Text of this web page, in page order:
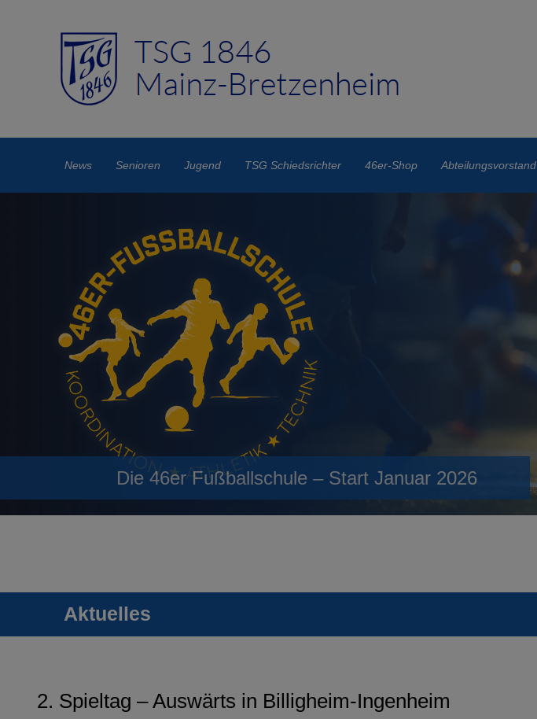
News Senioren Jugend TSG Schiedsrichter 46er-Shop Abteilungsvorstand
Die 46er Fußballschule – Start Januar 2026
Aktuelles
2. Spieltag – Auswärts in Billigheim-Ingenheim